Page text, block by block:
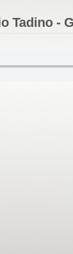
Tadino -